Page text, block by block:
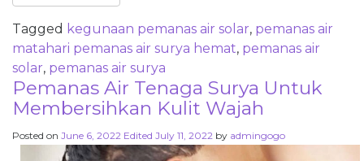
Tagged kegunaan pemanas air solar, pemanas air
matahari pemanas air surya hemat, pemanas air
solar, pemanas air surya
Pemanas Air Tenaga Surya Untuk
Membersihkan Kulit Wajah
Posted on June 6, 2022 Edited July 11, 2022 by admingogo